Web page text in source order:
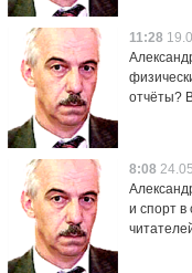
11:28
отчёты?
8:08
и спорт в